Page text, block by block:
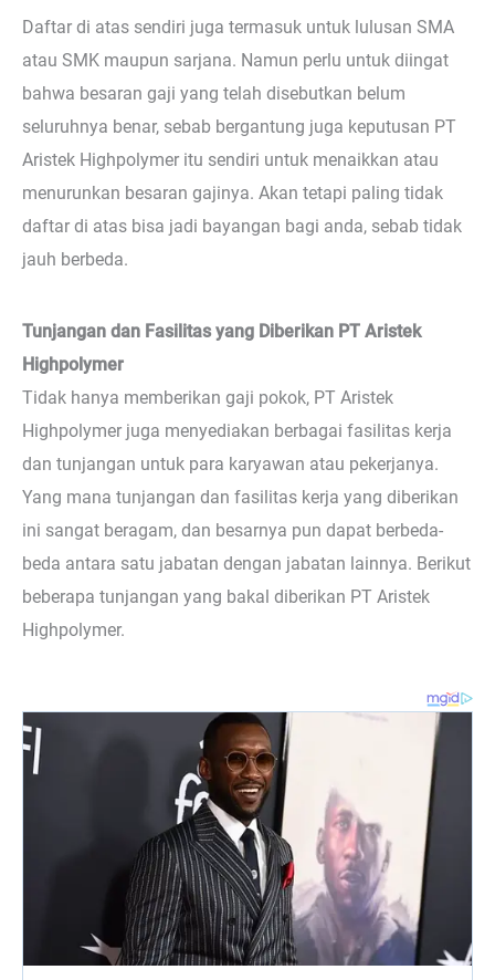
Daftar di atas sendiri juga termasuk untuk lulusan SMA
atau SMK maupun sarjana. Namun perlu untuk diingat
bahwa besaran gaji yang telah disebutkan belum
seluruhnya benar, sebab bergantung juga keputusan PT
Aristek Highpolymer itu sendiri untuk menaikkan atau
menurunkan besaran gajinya. Akan tetapi paling tidak
daftar di atas bisa jadi bayangan bagi anda, sebab tidak
jauh berbeda.
Tunjangan dan Fasilitas yang Diberikan PT Aristek
Highpolymer
Tidak hanya memberikan gaji pokok, PT Aristek
Highpolymer juga menyediakan berbagai fasilitas kerja
dan tunjangan untuk para karyawan atau pekerjanya.
Yang mana tunjangan dan fasilitas kerja yang diberikan
ini sangat beragam, dan besarnya pun dapat berbeda-
beda antara satu jabatan dengan jabatan lainnya. Berikut
beberapa tunjangan yang bakal diberikan PT Aristek
Highpolymer.